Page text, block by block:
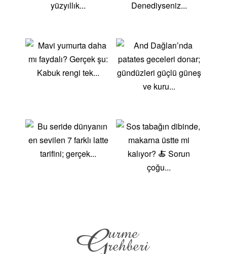
şımartan bir tat sunar. Aynı zamanda kalsiyum,
protein ve vitamin açısından da zengindirler.
Kolay ve Pratik Hazırlanış:Genellikle yapımı
kolay ve pratik tatlılardır. Çoğu tarifimizde az
Her Damağa Uygun Seçenekler:Klasik sütlacı
mı tercih edersiniz yoksa daha modern yorumlara
mı yönelirsiniz? Fırında sütlaç, magnolia, trileçe
ya da sufle gibi farklı tarifleri deneyerek zevkinize
Büyüleyin